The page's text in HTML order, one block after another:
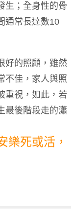
生；全身性的骨
通常長達數10
好的照顧，雖然
不佳，家人與照
重視，如此，若
最後階段走的瀟
樂死或活，